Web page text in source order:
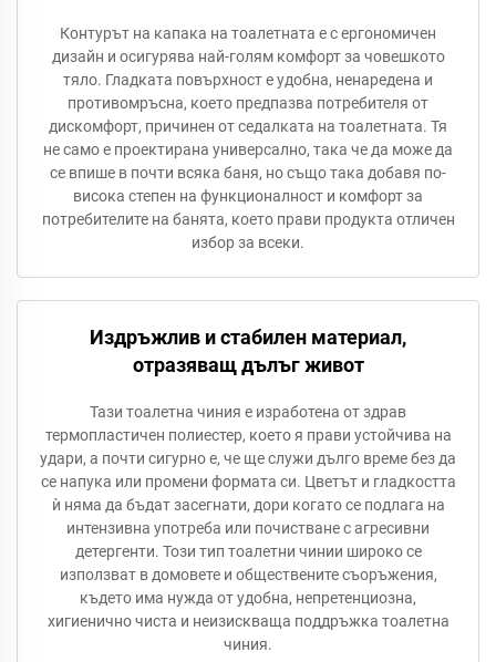
Контурът на капака на тоалетната е с ергономичен
дизайн и осигурява най-голям комфорт за човешкото
тяло. Гладката повърхност е удобна, ненаредена и
противомръсна, което предпазва потребителя от
дискомфорт, причинен от седалката на тоалетната. Тя
не само е проектирана универсално, така че да може да
се впише в почти всяка баня, но също така добавя по-
висока степен на функционалност и комфорт за
потребителите на банята, което прави продукта отличен
избор за всеки.
Издръжлив и стабилен материал,
отразяващ дълъг живот
Тази тоалетна чиния е изработена от здрав
термопластичен полиестер, което я прави устойчива на
удари, а почти сигурно е, че ще служи дълго време без да
се напука или промени формата си. Цветът и гладкостта
ѝ няма да бъдат засегнати, дори когато се подлагa на
интензивна употреба или почистване с агресивни
детергенти. Този тип тоалетни чинии широко се
използват в домовете и обществените съоръжения,
където има нужда от удобна, непретенциозна,
хигиенично чиста и неизискваща поддръжка тоалетна
чиния.